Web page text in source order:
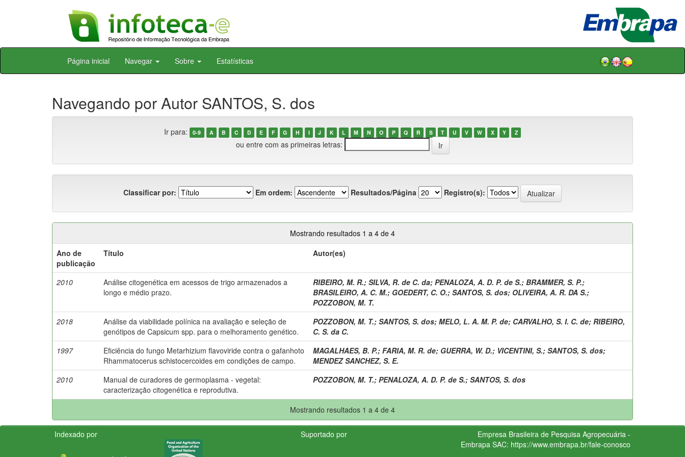
Skip
Página inicial Navegar Sobre Estatísticas
Navegando por Autor SANTOS, S. dos
Ir para: 0-9 A B C D E F G H I J K L M N O P Q R S T U V W X Y Z
ou entre com as primeiras letras:
Classificar por: Em ordem: Resultados/Página Registro(s):
Mostrando resultados 1 a 4 de 4
Ano de
publicação
Título Autor(es)
2010
Análise citogenética em acessos de trigo armazenados a
longo e médio prazo.
RIBEIRO, M. R.; SILVA, R. de C. da; PENALOZA, A. D. P. de S.; BRAMMER, S. P.;
BRASILEIRO, A. C. M.; GOEDERT, C. O.; SANTOS, S. dos; OLIVEIRA, A. R. DA S.;
POZZOBON, M. T.
2018
Análise da viabilidade polínica na avaliação e seleção de
genótipos de Capsicum spp. para o melhoramento genético.
POZZOBON, M. T.; SANTOS, S. dos; MELO, L. A. M. P. de; CARVALHO, S. I. C. de; RIBEIRO,
C. S. da C.
1997
Eficiência do fungo Metarhizium flavoviride contra o gafanhoto
Rhammatocerus schistocercoides em condições de campo.
MAGALHAES, B. P.; FARIA, M. R. de; GUERRA, W. D.; VICENTINI, S.; SANTOS, S. dos;
MENDEZ SANCHEZ, S. E.
2010
Manual de curadores de germoplasma - vegetal:
caracterização citogenética e reprodutiva.
POZZOBON, M. T.; PENALOZA, A. D. P. de S.; SANTOS, S. dos
Mostrando resultados 1 a 4 de 4
Indexado por Suportado por
Empresa Brasileira de Pesquisa Agropecuária -
Embrapa SAC: https://www.embrapa.br/fale-conosco